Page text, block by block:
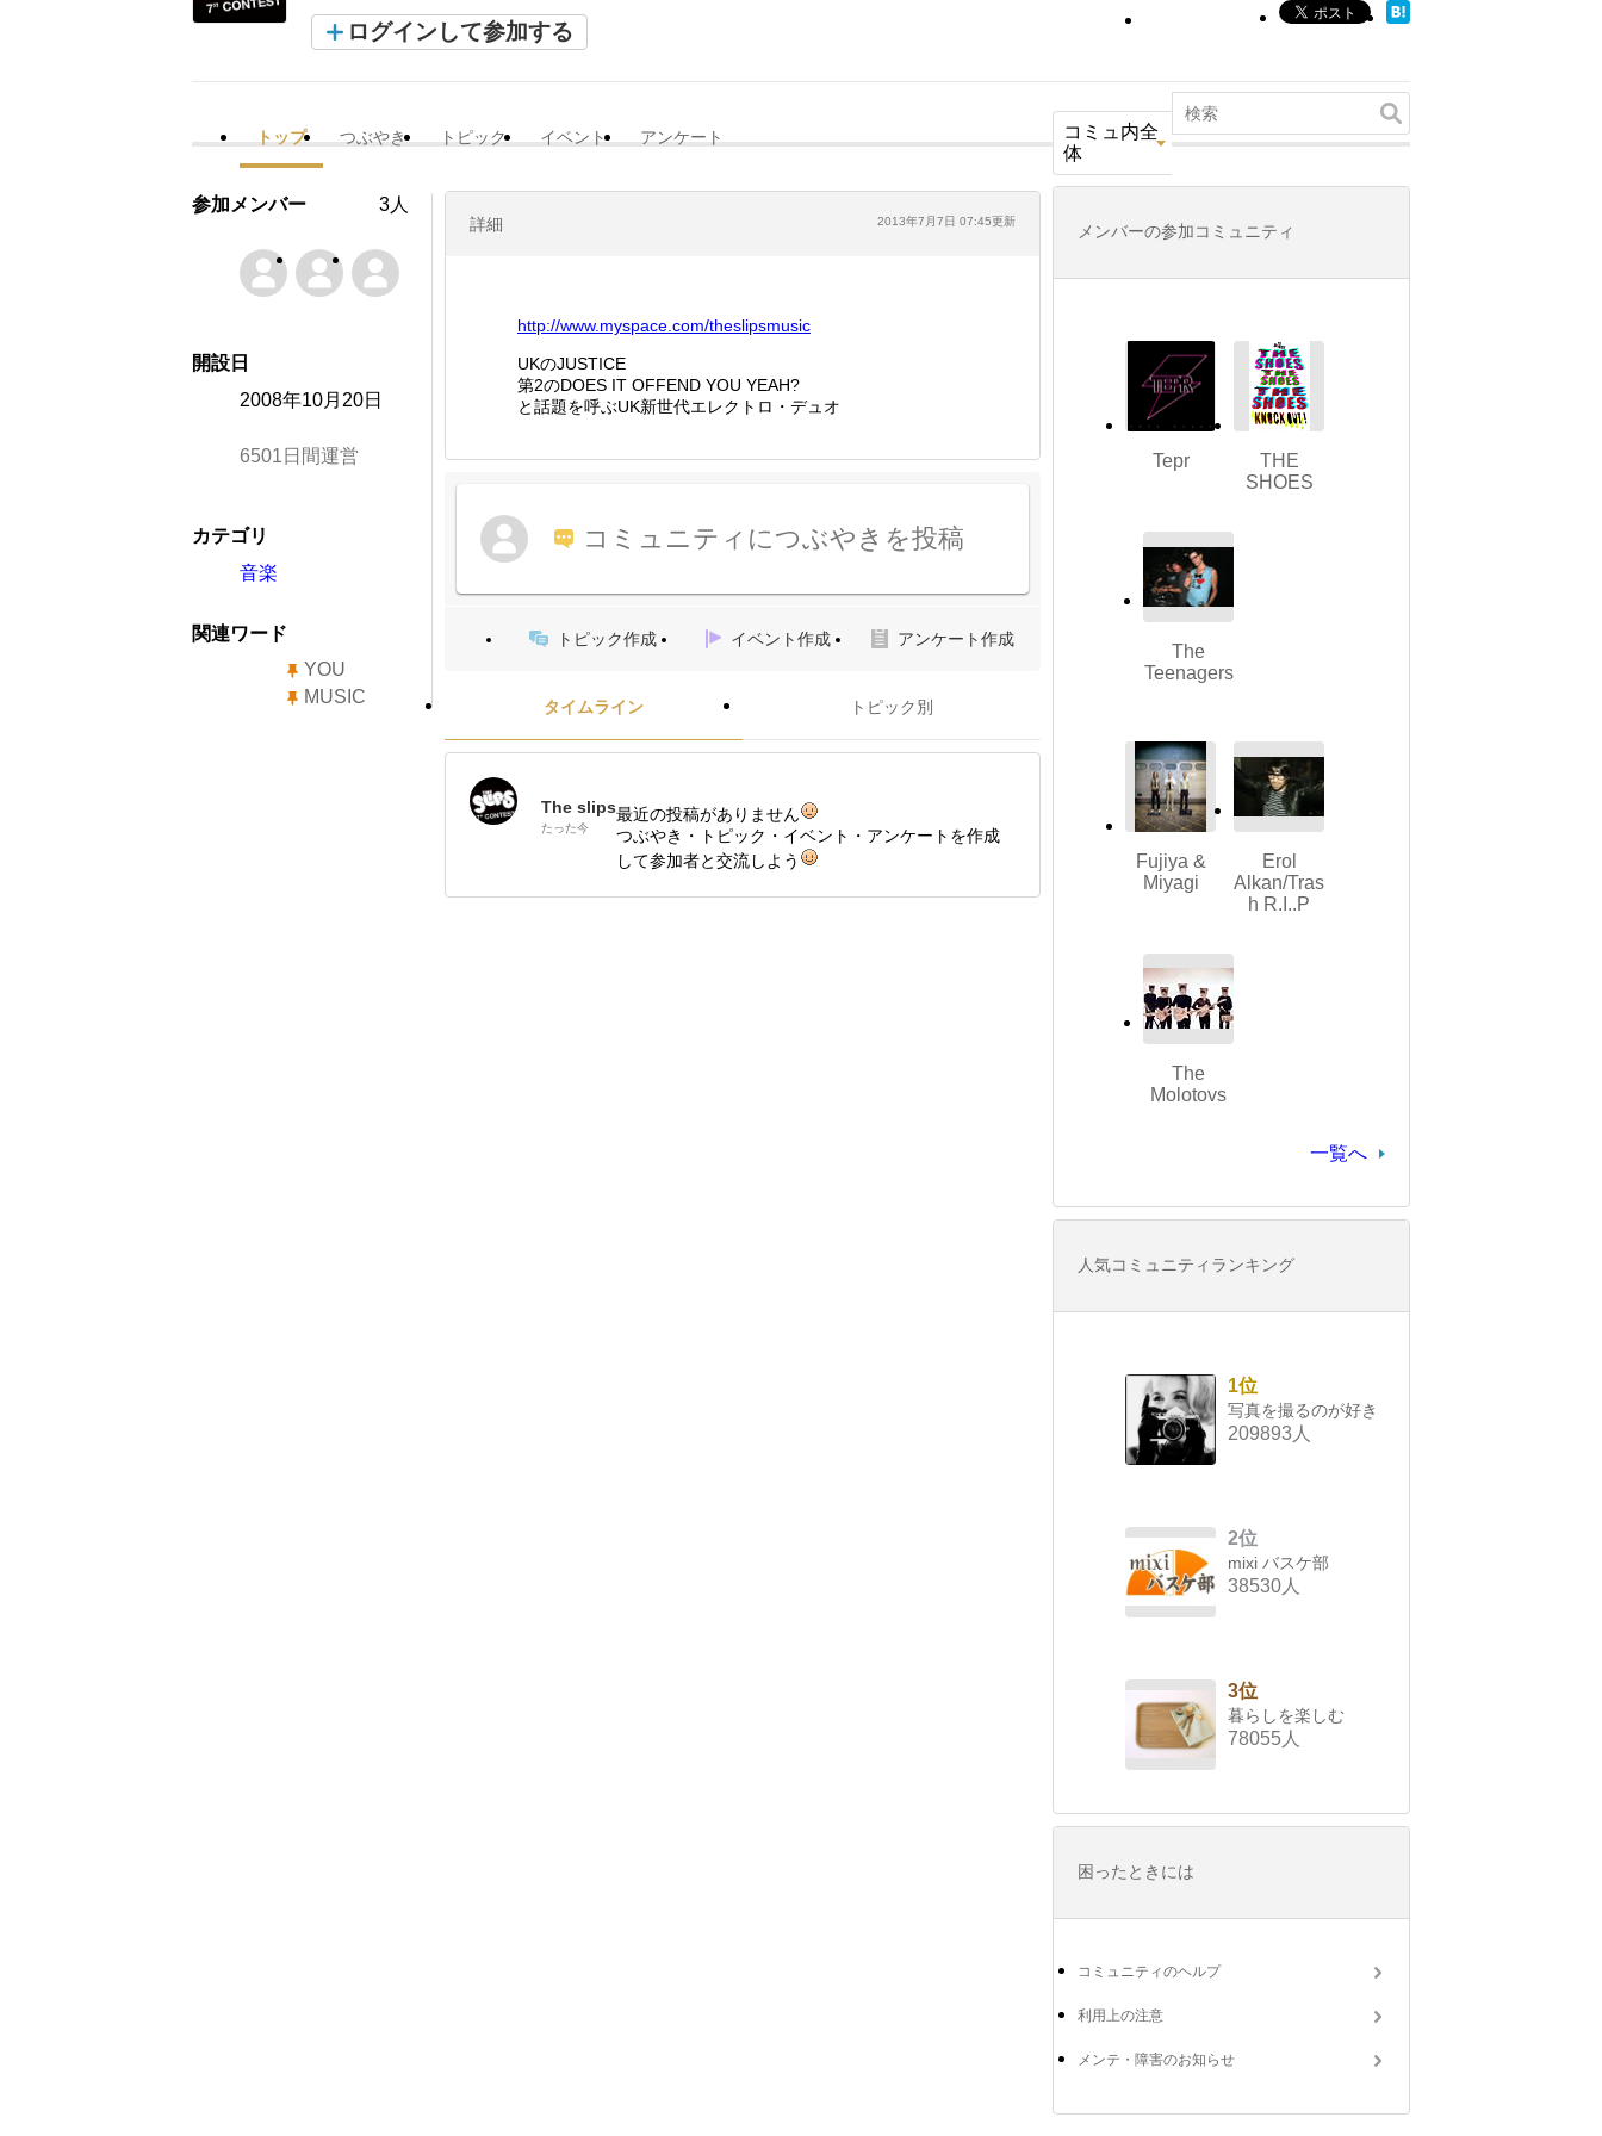
ログインして参加する
トップ つぶやき トピック イベント アンケート
コミュ内全
体
詳細 2013年7月7日 07:45更新
http://www.myspace.com/theslipsmusic
UKのJUSTICE
第2のDOES IT OFFEND YOU YEAH?
と話題を呼ぶUK新世代エレクトロ・デュオ
コミュニティにつぶやきを投稿
トピック作成 イベント作成 アンケート作成
タイムライン トピック別
The slips
たった今
最近の投稿がありません
つぶやき・トピック・イベント・アンケートを作成
して参加者と交流しよう
参加メンバー 3人
開設日
2008年10月20日
6501日間運営
カテゴリ
音楽
関連ワード
YOU
MUSIC
メンバーの参加コミュニティ
Tepr
THE
SHOES
The
Teenagers
Fujiya &
Miyagi
Erol
Alkan/Tras
h R.I..P
The
Molotovs
一覧へ
人気コミュニティランキング
1位
写真を撮るのが好き
209893人
2位
mixi バスケ部
38530人
3位
暮らしを楽しむ
78055人
困ったときには
コミュニティのヘルプ
利用上の注意
メンテ・障害のお知らせ